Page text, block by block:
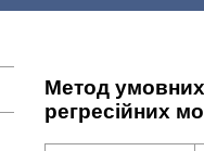
Метод
регресійних